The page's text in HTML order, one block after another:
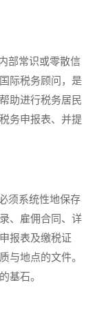
部常识或零散信
际税务顾问，是
助进行税务居民
务申报表、并提
须系统性地保存
、雇佣合同、详
报表及缴税证
与地点的文件。
基石。